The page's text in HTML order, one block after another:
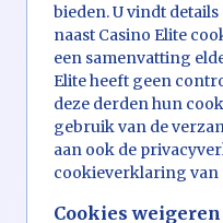
bieden. U vindt
naast Casino Elite
een samenvatting
Elite heeft geen
deze derden hun
gebruik van de
aan ook de
cookieverklaring van
Cookies weigeren